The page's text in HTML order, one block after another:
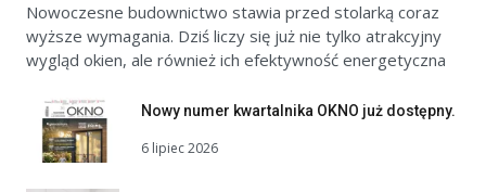
Nowoczesne budownictwo stawia przed stolarką coraz
wyższe wymagania. Dziś liczy się już nie tylko atrakcyjny
wygląd okien, ale również ich efektywność energetyczna
Nowy numer kwartalnika OKNO już dostępny.
6 lipiec 2026